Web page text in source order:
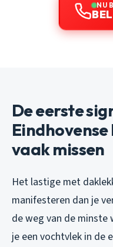
NU
De eerste
vaak missen
Het lastige met
manifesteren dan je
de weg van de
je een vochtvlek in de